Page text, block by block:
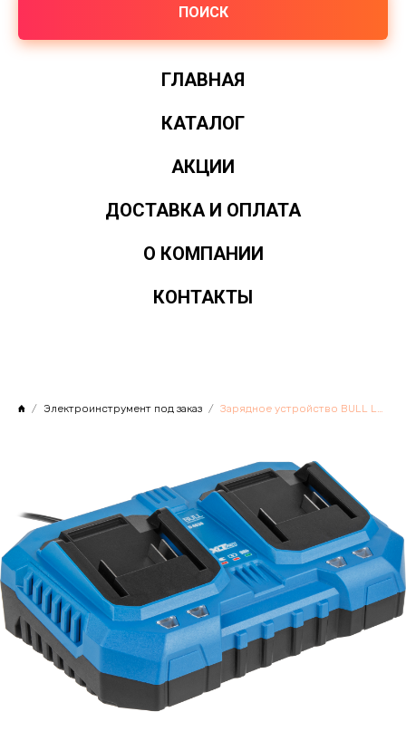
ПОИСК
ГЛАВНАЯ
КАТАЛОГ
АКЦИИ
ДОСТАВКА И ОПЛАТА
О КОМПАНИИ
КОНТАКТЫ
Электроинструмент под заказ